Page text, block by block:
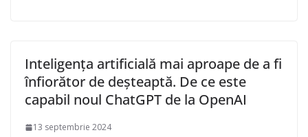
Inteligența artificială mai aproape de a fi
înfiorător de deșteaptă. De ce este
capabil noul ChatGPT de la OpenAI
13 septembrie 2024